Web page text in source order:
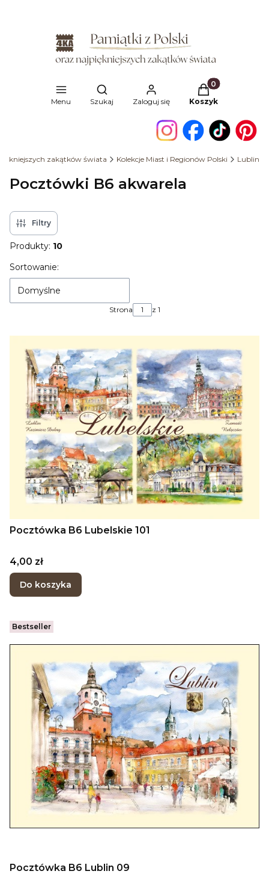
Menu
Otwórz wyszukiwarkę
Szukaj Zaloguj się
Produkty w
Koszyk
zakątków świata Kolekcje Miast i Regionów Polski Lublin
Pocztówki B6 akwarela
Filtry
Produkty: 10
Lista produktów
Sortowanie:
Domyślne
Strona z 1
Pocztówka B6 Lubelskie 101
Cena
4,00 zł
Do koszyka
Bestseller
Pocztówka B6 Lublin 09